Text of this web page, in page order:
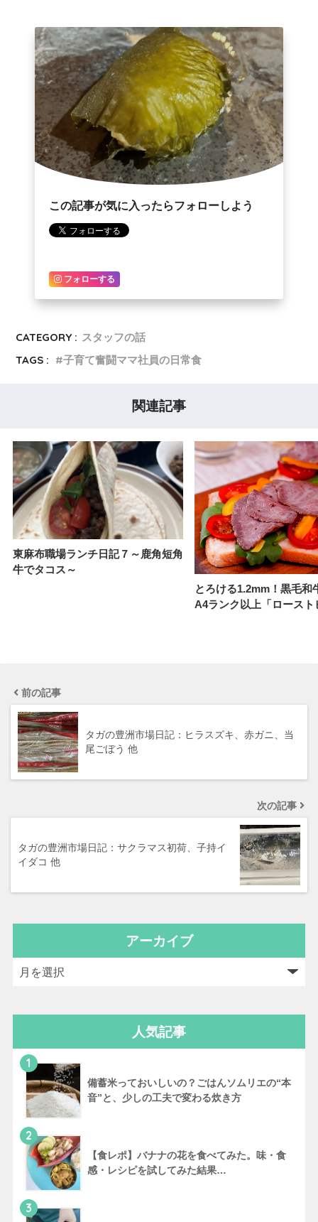
この記事が気に入ったらフォローしよう
フォローする
CATEGORY : スタッフの話
TAGS :
子育て奮闘ママ社員の日常食
関連記事
東麻布職場ランチ日記７～鹿角短角
牛でタコス～
とろける1.2mm！黒毛和
A4ランク以上「ロースト
前の記事
タガの豊洲市場日記：ヒラスズキ、赤ガニ、当
尾ごぼう 他
次の記事
タガの豊洲市場日記：サクラマス初荷、子持イ
イダコ 他
アーカイブ
人気記事
1
備蓄米っておいしいの？ごはんソムリエの“本
音”と、少しの工夫で変わる炊き方
2
【食レポ】バナナの花を食べてみた。味・食
感・レシピを試してみた結果…
3